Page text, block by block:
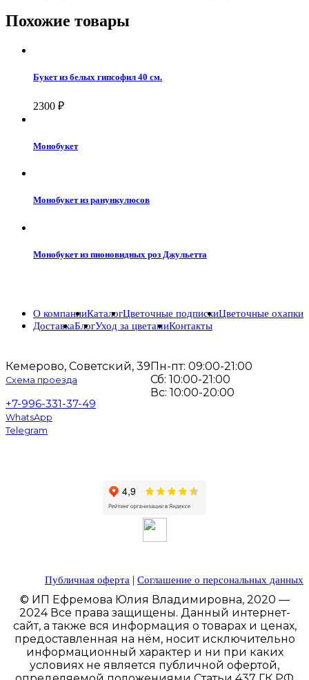
Похожие товары
Букет из белых гипсофил 40 см.
2300 ₽
Монобукет
Монобукет из ранункулюсов
Монобукет из пионовидных роз Джульетта
Кемерово, Советский, 39
Схема проезда
+7-996-331-37-49
WhatsApp
Telegram
Пн-пт: 09:00-21:00
Сб: 10:00-21:00
Вс: 10:00-20:00
О компанииКаталогЦветочные подпискиЦветочные охапки
ДоставкаБлогУход за цветамиКонтакты
Публичная оферта | Соглашение о персональных данных
© ИП Ефремова Юлия Владимировна, 2020 —
2024 Все права защищены. Данный интернет-
сайт, а также вся информация о товарах и ценах,
предоставленная на нём, носит исключительно
информационный характер и ни при каких
условиях не является публичной офертой,